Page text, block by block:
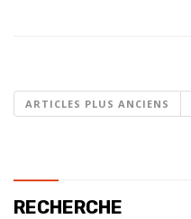
ARTICLES PLUS ANCIENS
RECHERCHE